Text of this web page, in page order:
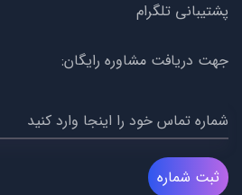
پشتیبانی تلگرام
جهت دریافت مشاوره رایگان:
شماره تماس خود را اینجا وارد کنید
ثبت شماره